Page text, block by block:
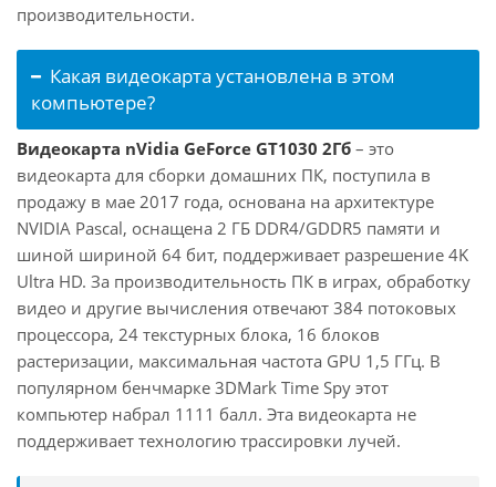
производительности.
Какая видеокарта установлена в этом
компьютере?
Видеокарта nVidia GeForce GT1030 2Гб – это
видеокарта для сборки домашних ПК, поступила в
продажу в мае 2017 года, основана на архитектуре
NVIDIA Pascal, оснащена 2 ГБ DDR4/GDDR5 памяти и
шиной шириной 64 бит, поддерживает разрешение 4K
Ultra HD. За производительность ПК в играх, обработку
видео и другие вычисления отвечают 384 потоковых
процессора, 24 текстурных блока, 16 блоков
растеризации, максимальная частота GPU 1,5 ГГц. В
популярном бенчмарке 3DMark Time Spy этот
компьютер набрал 1111 балл. Эта видеокарта не
поддерживает технологию трассировки лучей.